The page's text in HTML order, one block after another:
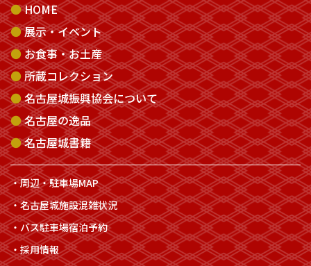
HOME
展示・イベント
お食事・お土産
所蔵コレクション
名古屋城振興協会について
名古屋の逸品
名古屋城書籍
周辺・駐車場MAP
名古屋城施設混雑状況
バス駐車場宿泊予約
採用情報